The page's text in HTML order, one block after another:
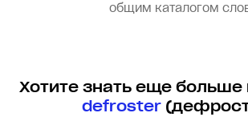
общим каталогом
Хотите знать еще больше
defroster